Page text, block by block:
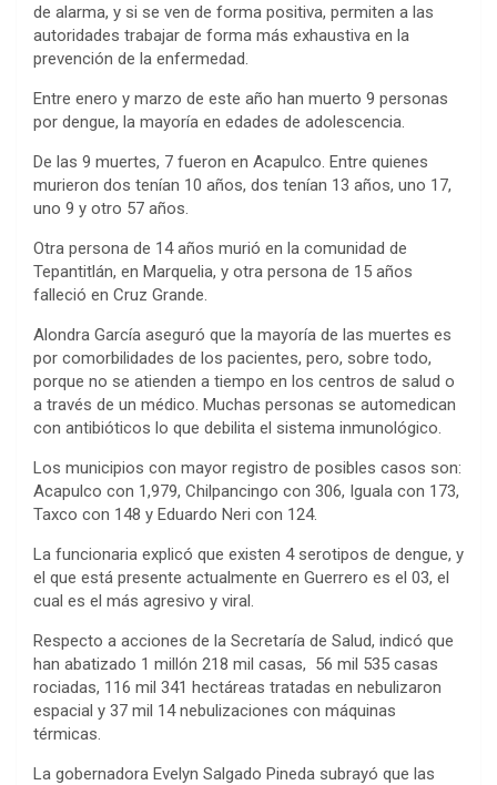
de alarma, y si se ven de forma positiva, permiten a las
autoridades trabajar de forma más exhaustiva en la
prevención de la enfermedad.
Entre enero y marzo de este año han muerto 9 personas
por dengue, la mayoría en edades de adolescencia.
De las 9 muertes, 7 fueron en Acapulco. Entre quienes
murieron dos tenían 10 años, dos tenían 13 años, uno 17,
uno 9 y otro 57 años.
Otra persona de 14 años murió en la comunidad de
Tepantitlán, en Marquelia, y otra persona de 15 años
falleció en Cruz Grande.
Alondra García aseguró que la mayoría de las muertes es
por comorbilidades de los pacientes, pero, sobre todo,
porque no se atienden a tiempo en los centros de salud o
a través de un médico. Muchas personas se automedican
con antibióticos lo que debilita el sistema inmunológico.
Los municipios con mayor registro de posibles casos son:
Acapulco con 1,979, Chilpancingo con 306, Iguala con 173,
Taxco con 148 y Eduardo Neri con 124.
La funcionaria explicó que existen 4 serotipos de dengue, y
el que está presente actualmente en Guerrero es el 03, el
cual es el más agresivo y viral.
Respecto a acciones de la Secretaría de Salud, indicó que
han abatizado 1 millón 218 mil casas, 56 mil 535 casas
rociadas, 116 mil 341 hectáreas tratadas en nebulizaron
espacial y 37 mil 14 nebulizaciones con máquinas
térmicas.
La gobernadora Evelyn Salgado Pineda subrayó que las